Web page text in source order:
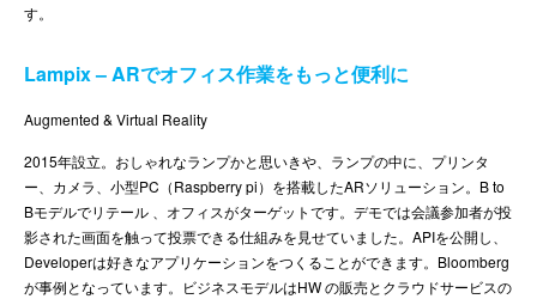
す。
Lampix – ARでオフィス作業をもっと便利に
Augmented & Virtual Reality
2015年設立。おしゃれなランプかと思いきや、ランプの中に、プリンタ
ー、カメラ、小型PC（Raspberry pi）を搭載したARソリューション。B to
Bモデルでリテール 、オフィスがターゲットです。デモでは会議参加者が投
影された画面を触って投票できる仕組みを見せていました。APIを公開し、
Developerは好きなアプリケーションをつくることができます。Bloomberg
が事例となっています。ビジネスモデルはHW の販売とクラウドサービスの